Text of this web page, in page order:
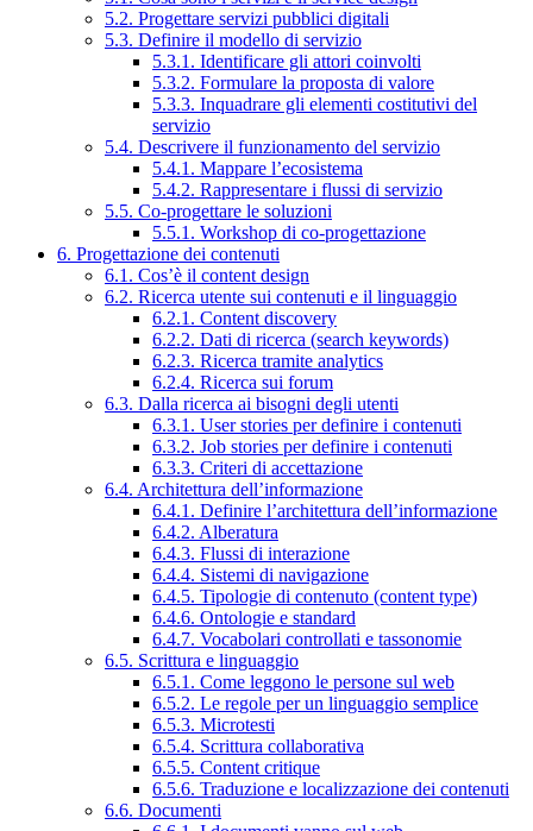
5.2. Progettare servizi pubblici digitali
5.3. Definire il modello di servizio
5.3.1. Identificare gli attori coinvolti
5.3.2. Formulare la proposta di valore
5.3.3. Inquadrare gli elementi costitutivi del
servizio
5.4. Descrivere il funzionamento del servizio
5.4.1. Mappare l’ecosistema
5.4.2. Rappresentare i flussi di servizio
5.5. Co-progettare le soluzioni
5.5.1. Workshop di co-progettazione
6. Progettazione dei contenuti
6.1. Cos’è il content design
6.2. Ricerca utente sui contenuti e il linguaggio
6.2.1. Content discovery
6.2.2. Dati di ricerca (search keywords)
6.2.3. Ricerca tramite analytics
6.2.4. Ricerca sui forum
6.3. Dalla ricerca ai bisogni degli utenti
6.3.1. User stories per definire i contenuti
6.3.2. Job stories per definire i contenuti
6.3.3. Criteri di accettazione
6.4. Architettura dell’informazione
6.4.1. Definire l’architettura dell’informazione
6.4.2. Alberatura
6.4.3. Flussi di interazione
6.4.4. Sistemi di navigazione
6.4.5. Tipologie di contenuto (content type)
6.4.6. Ontologie e standard
6.4.7. Vocabolari controllati e tassonomie
6.5. Scrittura e linguaggio
6.5.1. Come leggono le persone sul web
6.5.2. Le regole per un linguaggio semplice
6.5.3. Microtesti
6.5.4. Scrittura collaborativa
6.5.5. Content critique
6.5.6. Traduzione e localizzazione dei contenuti
6.6. Documenti